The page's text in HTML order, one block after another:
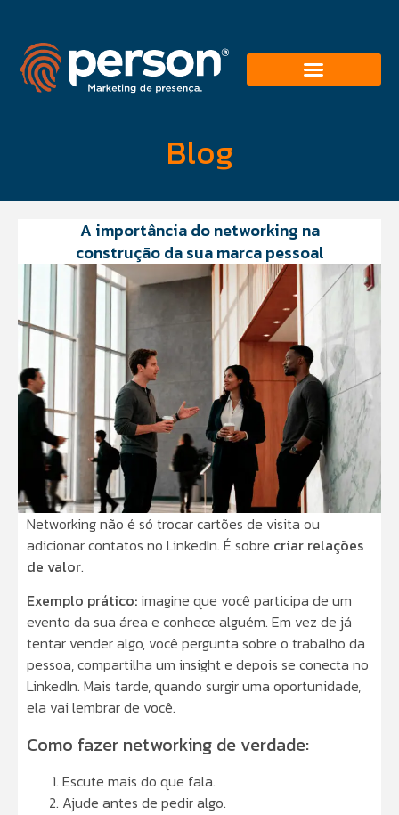
Blog
A importância do networking na
construção da sua marca pessoal
Networking não é só trocar cartões de visita ou
adicionar contatos no LinkedIn. É sobre criar relações
de valor.
Exemplo prático:imagine que você participa de um
evento da sua área e conhece alguém. Em vez de já
tentar vender algo, você pergunta sobre o trabalho da
pessoa, compartilha um insight e depois se conecta no
LinkedIn. Mais tarde, quando surgir uma oportunidade,
ela vai lembrar de você.
Como fazer networking de verdade:
Escute mais do que fala.
Ajude antes de pedir algo.